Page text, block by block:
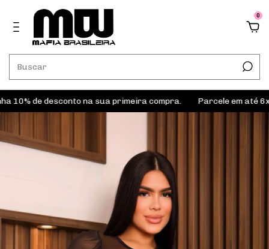
0
de desconto na sua primeira compra. Parcele em até 6x sem